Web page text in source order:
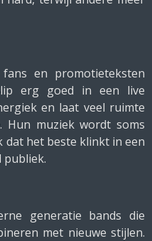
en promotieteksten
erg goed in een live
en laat veel ruimte
Hun muziek wordt soms
dat het beste klinkt in een
publiek.
generatie bands die
met nieuwe stijlen.